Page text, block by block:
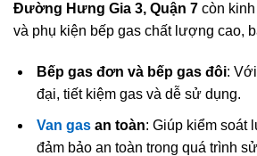
Đường Hưng Gia 3, Quận 7 còn
và phụ kiện bếp gas chất lượng cao,
Bếp gas đơn và bếp gas đôi:
đại, tiết kiệm gas và dễ sử dụng.
Van gasan toàn: Giúp kiểm soát
đảm bảo an toàn trong quá trình